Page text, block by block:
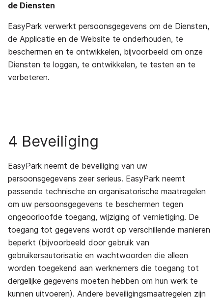
de Diensten
EasyPark verwerkt persoonsgegevens om de Diensten,
de Applicatie en de Website te onderhouden, te
beschermen en te ontwikkelen, bijvoorbeeld om onze
Diensten te loggen, te ontwikkelen, te testen en te
verbeteren.
4 Beveiliging
EasyPark neemt de beveiliging van uw
persoonsgegevens zeer serieus. EasyPark neemt
passende technische en organisatorische maatregelen
om uw persoonsgegevens te beschermen tegen
ongeoorloofde toegang, wijziging of vernietiging. De
toegang tot gegevens wordt op verschillende manieren
beperkt (bijvoorbeeld door gebruik van
gebruikersautorisatie en wachtwoorden die alleen
worden toegekend aan werknemers die toegang tot
dergelijke gegevens moeten hebben om hun werk te
kunnen uitvoeren). Andere beveiligingsmaatregelen zijn